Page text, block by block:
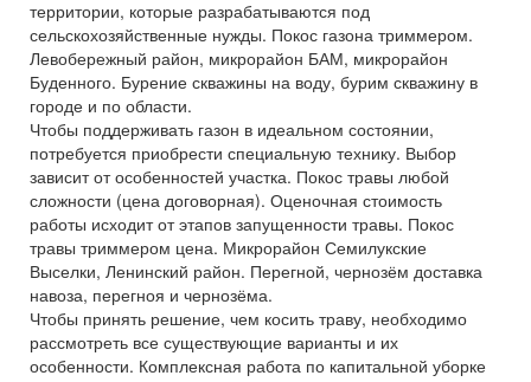
территории, которые разрабатываются под
сельскохозяйственные нужды. Покос газона триммером.
Левобережный район, микрорайон БАМ, микрорайон
Буденного. Бурение скважины на воду, бурим скважину в
городе и по области.
Чтобы поддерживать газон в идеальном состоянии,
потребуется приобрести специальную технику. Выбор
зависит от особенностей участка. Покос травы любой
сложности (цена договорная). Оценочная стоимость
работы исходит от этапов запущенности травы. Покос
травы триммером цена. Микрорайон Семилукские
Выселки, Ленинский район. Перегной, чернозём доставка
навоза, перегноя и чернозёма.
Чтобы принять решение, чем косить траву, необходимо
рассмотреть все существующие варианты и их
особенности. Комплексная работа по капитальной уборке